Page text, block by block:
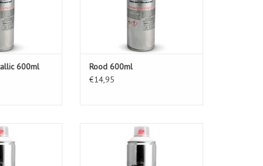
600ml
Rood 600ml
€14,95
600ml FullDip Wit 600ml
TOEVOEGEN AAN WINKELWAGEN